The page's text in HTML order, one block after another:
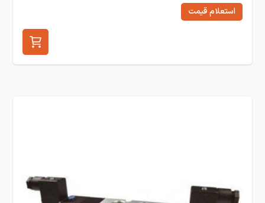
استعلام قیمت